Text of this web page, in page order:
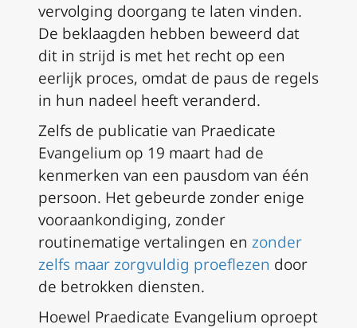
vervolging doorgang te laten vinden.
De beklaagden hebben beweerd dat
dit in strijd is met het recht op een
eerlijk proces, omdat de paus de regels
in hun nadeel heeft veranderd.
Zelfs de publicatie van Praedicate
Evangelium op 19 maart had de
kenmerken van een pausdom van één
persoon. Het gebeurde zonder enige
vooraankondiging, zonder
routinematige vertalingen en zonder
zelfs maar zorgvuldig proeflezen door
de betrokken diensten.
Hoewel Praedicate Evangelium oproept